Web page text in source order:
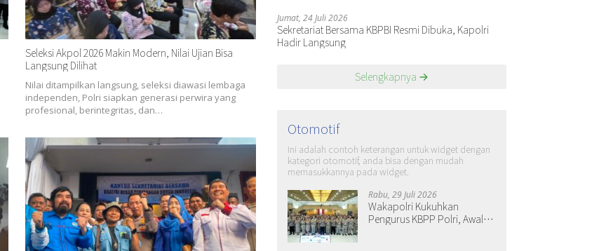
Seleksi Akpol 2026 Makin Modern, Nilai Ujian Bisa
Langsung Dilihat
Nilai ditampilkan langsung, seleksi diawasi lembaga
independen, Polri siapkan generasi perwira yang
profesional, berintegritas, dan…
Jumat, 24 Juli 2026
Sekretariat Bersama KBPBI Resmi Dibuka, Kapolri
Hadir Langsung
Selengkapnya
Otomotif
Ini adalah contoh keterangan untuk widget dengan
kategori otomotif, anda bisa dengan mudah
memasukkannya pada widget.
Rabu, 29 Juli 2026
Wakapolri Kukuhkan
Pengurus KBPP Polri, Awali